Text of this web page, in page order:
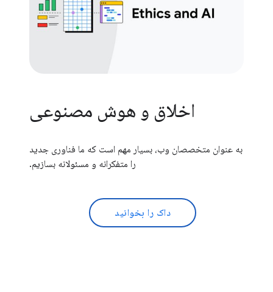
اخلاق و هوش مصنوعی
به عنوان متخصصان وب، بسیار مهم است که ما فناوری جدید
را متفکرانه و مسئولانه بسازیم.
داک را بخوانید